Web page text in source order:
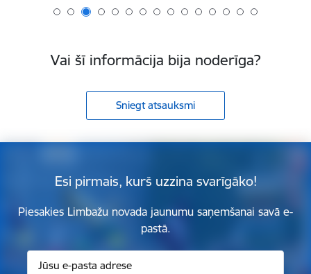
Vai šī informācija bija noderīga?
Sniegt atsauksmi
Esi pirmais, kurš uzzina svarīgāko!
Piesakies Limbažu novada jaunumu saņemšanai savā e-
pastā.